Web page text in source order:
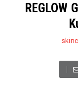
REGLOW